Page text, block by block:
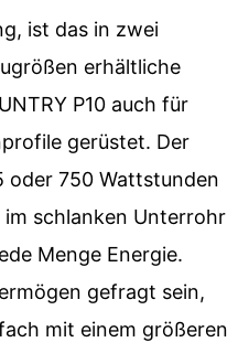
ist das in zwei
erhältliche
P10 auch für
gerüstet. Der
oder 750 Wattstunden
schlanken Unterrohr
Menge Energie.
gefragt sein,
mit einem größeren